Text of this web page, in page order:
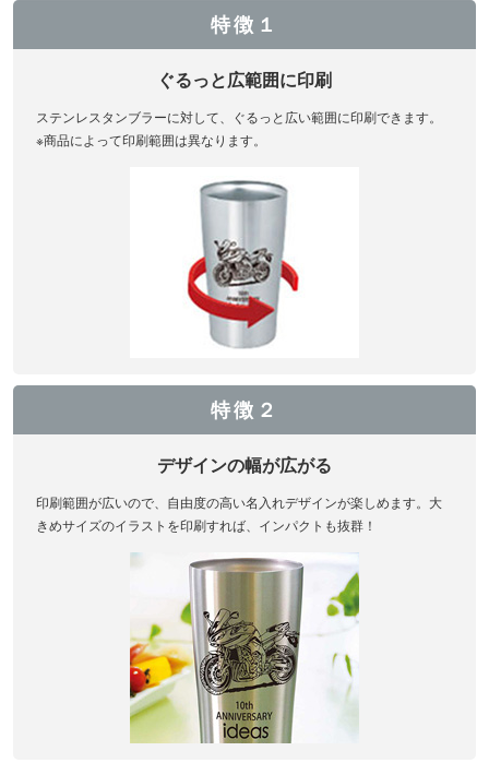
特徴１
ぐるっと広範囲に印刷
ステンレスタンブラーに対して、ぐるっと広い範囲に印刷できます。
※商品によって印刷範囲は異なります。
特徴２
デザインの幅が広がる
印刷範囲が広いので、自由度の高い名入れデザインが楽しめます。大
きめサイズのイラストを印刷すれば、インパクトも抜群！